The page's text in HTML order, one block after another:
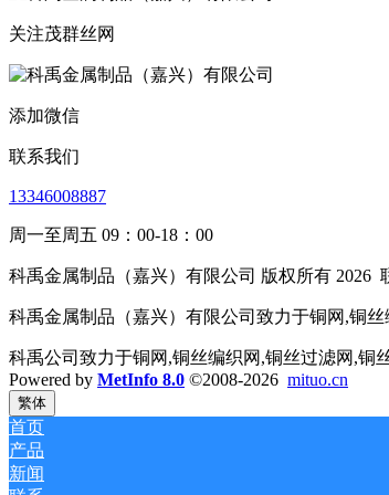
关注茂群丝网
添加微信
联系我们
13346008887
周一至周五 09：00-18：00
科禹金属制品（嘉兴）有限公司 版权所有 2026
科禹金属制品（嘉兴）有限公司致力于铜网,铜
科禹公司致力于铜网,铜丝编织网,铜丝过滤网,铜
Powered by MetInfo 8.0 ©2008-2026 mituo.cn
繁体
首页
产品
新闻